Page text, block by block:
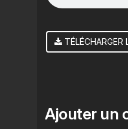
TÉLÉCHARGER
Ajouter un